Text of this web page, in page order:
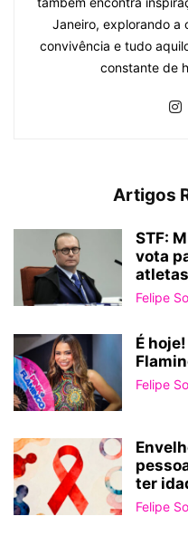
Janeiro, explorando a
convivência e tudo
constante de
Artigos
STF:
vota
Felipe
É
Felipe
ter
Felipe